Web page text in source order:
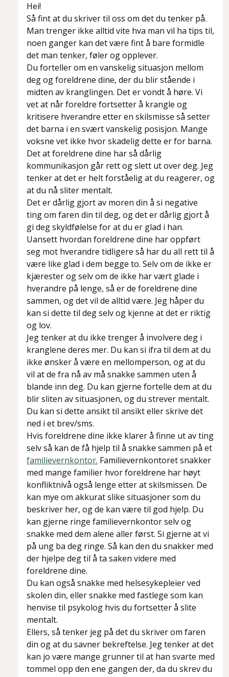
Hei!
Så fint at du skriver til oss om det du tenker på.
Man trenger ikke alltid vite hva man vil ha tips til,
noen ganger kan det være fint å bare formidle
det man tenker, føler og opplever.
Du forteller om en vanskelig situasjon mellom
deg og foreldrene dine, der du blir stående i
midten av kranglingen. Det er vondt å høre. Vi
vet at når foreldre fortsetter å krangle og
kritisere hverandre etter en skilsmisse så setter
det barna i en svært vanskelig posisjon. Mange
voksne vet ikke hvor skadelig dette er for barna.
Det at foreldrene dine har så dårlig
kommunikasjon går rett og slett ut over deg. Jeg
tenker at det er helt forståelig at du reagerer, og
at du nå sliter mentalt.
Det er dårlig gjort av moren din å si negative
ting om faren din til deg, og det er dårlig gjort å
gi deg skyldfølelse for at du er glad i han.
Uansett hvordan foreldrene dine har oppført
seg mot hverandre tidligere så har du all rett til å
være like glad i dem begge to. Selv om de ikke er
kjærester og selv om de ikke har vært glade i
hverandre på lenge, så er de foreldrene dine
sammen, og det vil de alltid være. Jeg håper du
kan si dette til deg selv og kjenne at det er riktig
og lov.
Jeg tenker at du ikke trenger å involvere deg i
kranglene deres mer. Du kan si ifra til dem at du
ikke ønsker å være en mellomperson, og at du
vil at de fra nå av må snakke sammen uten å
blande inn deg. Du kan gjerne fortelle dem at du
blir sliten av situasjonen, og du strever mentalt.
Du kan si dette ansikt til ansikt eller skrive det
ned i et brev/sms.
Hvis foreldrene dine ikke klarer å finne ut av ting
selv så kan de få hjelp til å snakke sammen på et
familievernkontor. Familievernkontoret snakker
med mange familier hvor foreldrene har høyt
konfliktnivå også lenge etter at skilsmissen. De
kan mye om akkurat slike situasjoner som du
beskriver her, og de kan være til god hjelp. Du
kan gjerne ringe familievernkontor selv og
snakke med dem alene aller først. Si gjerne at vi
på ung ba deg ringe. Så kan den du snakker med
der hjelpe deg til å ta saken videre med
foreldrene dine.
Du kan også snakke med helsesykepleier ved
skolen din, eller snakke med fastlege som kan
henvise til psykolog hvis du fortsetter å slite
mentalt.
Ellers, så tenker jeg på det du skriver om faren
din og at du savner bekreftelse. Jeg tenker at det
kan jo være mange grunner til at han svarte med
tommel opp den ene gangen der, da du skrev du